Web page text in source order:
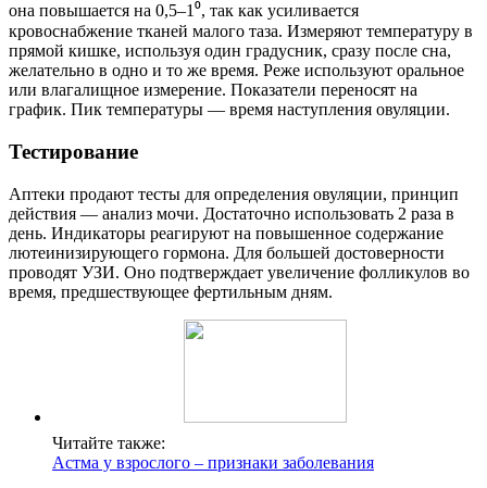
она повышается на 0,5–1⁰, так как усиливается
кровоснабжение тканей малого таза. Измеряют температуру в
прямой кишке, используя один градусник, сразу после сна,
желательно в одно и то же время. Реже используют оральное
или влагалищное измерение. Показатели переносят на
график. Пик температуры — время наступления овуляции.
Тестирование
Аптеки продают тесты для определения овуляции, принцип
действия — анализ мочи. Достаточно использовать 2 раза в
день. Индикаторы реагируют на повышенное содержание
лютеинизирующего гормона. Для большей достоверности
проводят УЗИ. Оно подтверждает увеличение фолликулов во
время, предшествующее фертильным дням.
Читайте также:
Астма у взрослого – признаки заболевания